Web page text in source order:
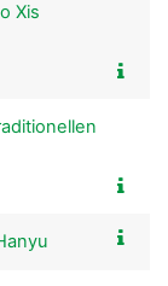
Xis